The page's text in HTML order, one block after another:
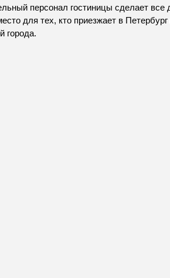
персонал гостиницы сделает все
для тех, кто приезжает в Петербург
города.